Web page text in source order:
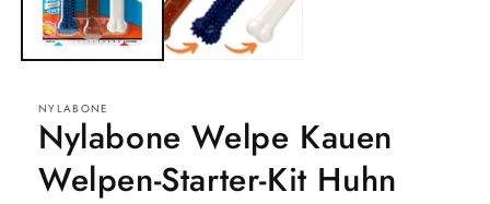
NYLABONE
Nylabone Welpe Kauen
Welpen-Starter-Kit Huhn